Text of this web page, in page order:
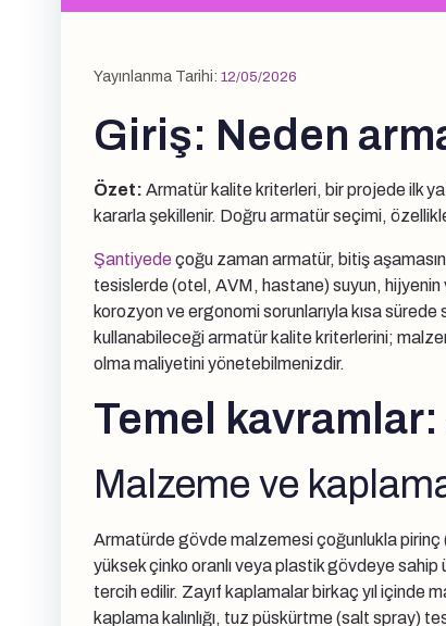
Yayınlanma Tarihi: 12/05/2026
Giriş: Neden
Özet: Armatür kalite kriterleri, bir projede ilk
kararla şekillenir. Doğru armatür seçimi,
Şantiyede çoğu zaman armatür, bitiş
tesislerde (otel, AVM, hastane) suyun, hijyenin
korozyon ve ergonomi sorunlarıyla kısa
kullanabileceği armatür kalite kriterlerini;
olma maliyetini yönetebilmenizdir.
Temel
Malzeme ve
Armatürde gövde malzemesi çoğunlukla pirinç
yüksek çinko oranlı veya plastik gövdeye
tercih edilir. Zayıf kaplamalar birkaç yıl içinde
kaplama kalınlığı, tuz püskürtme (salt spray)